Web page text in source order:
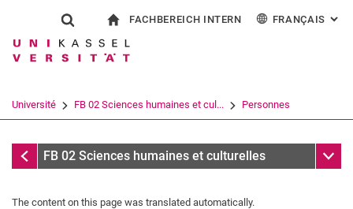
Jump directly to: content
Jump directly to: search
Jump directly to: main
Show search form
Search term
Search (opens an external link in a
FACHBEREICH INTERN FRANÇAIS :
Université FB 02 Sciences humaines et cul... Personnes
Personnes
FB 02 Sciences humaines et culturelles Sub
The content on this page was translated automatically.